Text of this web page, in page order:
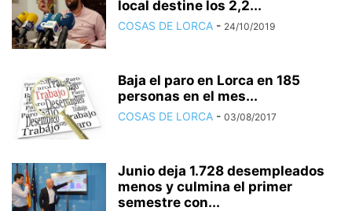
local destine los 2,2...
COSAS DE LORCA - 24/10/2019
Baja el paro en Lorca en 185
personas en el mes...
COSAS DE LORCA - 03/08/2017
Junio deja 1.728 desempleados
menos y culmina el primer
semestre con...